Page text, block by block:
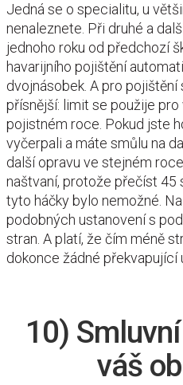
Jedná se o specialitu, u
nenaleznete. Při druhé a
jednoho roku od předchozí
havarijního pojištění
dvojnásobek. A pro
přísnější: limit se použije
pojistném roce. Pokud jste
vyčerpali a máte smůlu na
další opravu ve stejném
naštvaní, protože přečíst 45
tyto háčky bylo nemožné.
podobných ustanovení s
stran. A platí, že čím méně
dokonce žádné překvapující
10)
váš